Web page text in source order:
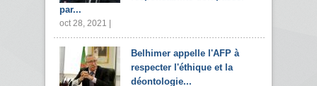
par...
oct 28, 2021 |
Belhimer appelle l'AFP à
respecter l'éthique et la
déontologie...